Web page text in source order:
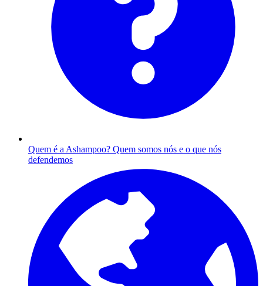
Quem é a Ashampoo? Quem somos nós e o que nós
defendemos